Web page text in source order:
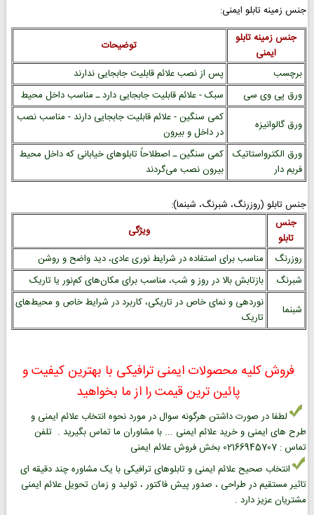
جنس زمینه تابلو ایمنی:
جنس زمینه تابلو
ایمنی
توضیحات
برچسب
پس از نصب علائم قابلیت جابجایی ندارند
ورق پی وی سی
سبک - علائم قابلیت جابجایی دارد ـ مناسب داخل محیط
ورق گالوانیزه
کمی سنگین - علائم قابلیت جابجایی دارند - مناسب نصب
در داخل و بیرون
ورق الکترواستاتیک
فریم دار
کمی سنگین ـ اصطلاحاً تابلوهای خیابانی که داخل محیط
بیرون نصب می‌گردند
جنس تابلو (روزرنگ، شبرنگ، شبنما):
جنس
تابلو
ویژگی
روزرنگ
مناسب برای استفاده در شرایط نوری عادی، دید واضح و روشن
شبرنگ
بازتابش بالا در روز و شب، مناسب برای مکان‌های کم‌نور یا تاریک
شبنما
نوردهی و نمای خاص در تاریکی، کاربرد در شرایط خاص و محیط‌های
تاریک
فروش کلیه محصولات ایمنی ترافیکی با بهترین کیفیت و
پائین ترین قیمت را از ما بخواهید
لطفا در صورت داشتن هرگونه سوال در مورد نحوه انتخاب علائم ایمنی و
طرح های ایمنی و خرید علائم ایمنی ... با مشاوران ما تماس بگیرید . تلفن
تماس : 02166945707 بخش فروش علائم ایمنی
انتخاب صحیح علائم ایمنی و تابلوهای ترافیکی با یک مشاوره چند دقیقه ای
تاثیر مستقیم در طراحی ، صدور پیش فاکتور ، تولید و زمان تحویل علائم ایمنی
مشتریان عزیز دارد .